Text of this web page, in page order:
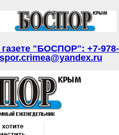
"БОСПОР": +7-978-